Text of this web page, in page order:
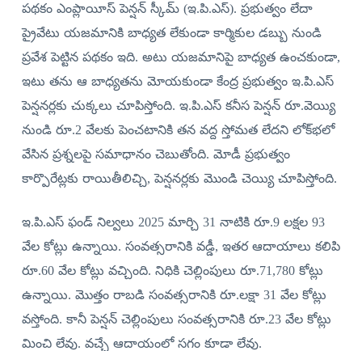
పథకం ఎంప్లాయీస్‌ పెన్షన్‌ స్కీమ్‌ (ఇ.పి.ఎస్‌). ప్రభుత్వం లేదా
ప్రైవేటు యజమానికి బాధ్యత లేకుండా కార్మికుల డబ్బు నుండి
ప్రవేశ పెట్టిన పథకం ఇది. అటు యజమానిపై బాధ్యత ఉంచకుండా,
ఇటు తను ఆ బాధ్యతను మోయకుండా కేంద్ర ప్రభుత్వం ఇ.పి.ఎస్‌
పెన్షనర్లకు చుక్కలు చూపిస్తోంది. ఇ.పి.ఎస్‌ కనీస పెన్షన్‌ రూ.వెయ్యి
నుండి రూ.2 వేలకు పెంచటానికి తన వద్ద స్తోమత లేదని లోక్‌భలో
వేసిన ప్రశ్నలపై సమాధానం చెబుతోంది. మోడీ ప్రభుత్వం
కార్పొరేట్లకు రాయితీలిచ్చి, పెన్షనర్లకు మొండి చెయ్యి చూపిస్తోంది.
ఇ.పి.ఎస్‌ ఫండ్‌ నిల్వలు 2025 మార్చి 31 నాటికి రూ.9 లక్షల 93
వేల కోట్లు ఉన్నాయి. సంవత్సరానికి వడ్డీ, ఇతర ఆదాయాలు కలిపి
రూ.60 వేల కోట్లు వచ్చింది. నిధికి చెల్లింపులు రూ.71,780 కోట్లు
ఉన్నాయి. మొత్తం రాబడి సంవత్సరానికి రూ.లక్షా 31 వేల కోట్లు
వస్తోంది. కానీ పెన్షన్‌ చెల్లింపులు సంవత్సరానికి రూ.23 వేల కోట్లు
మించి లేవు. వచ్చే ఆదాయంలో సగం కూడా లేవు.